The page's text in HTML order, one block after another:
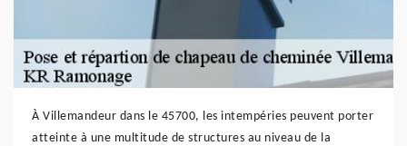
À Villemandeur dans le 45700, les intempéries peuvent porter
atteinte à une multitude de structures au niveau de la